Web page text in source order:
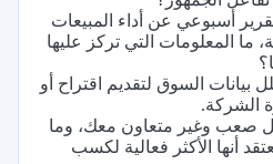
أسبوعي عن أداء المبيعات
ما المعلومات التي تركز عليها
بيانات السوق لتقديم اقتراح أو
الشركة.
صعب وغير متعاون معك، وما
أنها الأكثر فعالية لكسب